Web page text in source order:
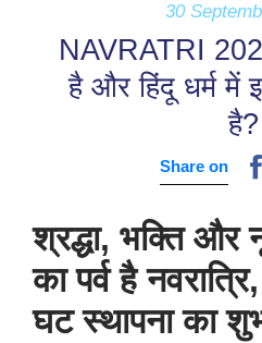
30
NAVRATRI
है और हिंदू धर्म में
है?
Share on
श्रद्धा, भक्ति और
का पर्व है नवरात्रि
घट स्थापना का